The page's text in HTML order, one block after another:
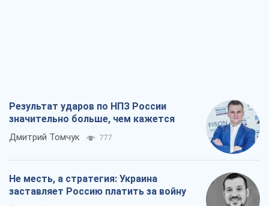
Результат ударов по НПЗ России
значительно больше, чем кажется
Дмитрий Томчук 777
Не месть, а стратегия: Украина
заставляет Россию платить за войну